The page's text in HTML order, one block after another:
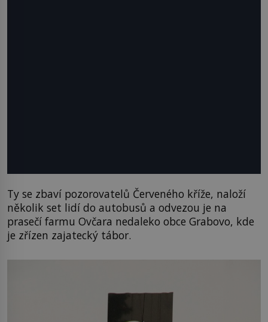
Ty se zbaví pozorovatelů Červeného kříže, naloží
několik set lidí do autobusů a odvezou je na
prasečí farmu Ovčara nedaleko obce Grabovo, kde
je zřízen zajatecký tábor.